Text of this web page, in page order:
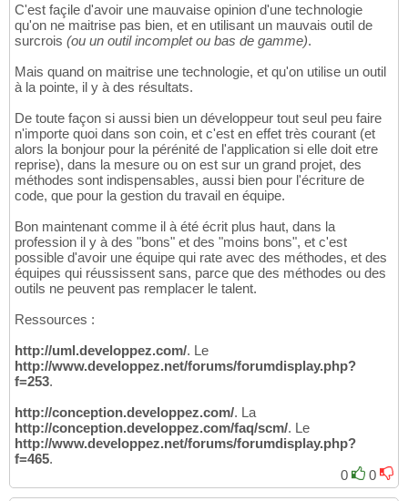
C'est façile d'avoir une mauvaise opinion d'une technologie
qu'on ne maitrise pas bien, et en utilisant un mauvais outil de
surcrois (ou un outil incomplet ou bas de gamme).
Mais quand on maitrise une technologie, et qu'on utilise un outil
à la pointe, il y à des résultats.
De toute façon si aussi bien un développeur tout seul peu faire
n'importe quoi dans son coin, et c'est en effet très courant (et
alors la bonjour pour la pérénité de l'application si elle doit etre
reprise), dans la mesure ou on est sur un grand projet, des
méthodes sont indispensables, aussi bien pour l'écriture de
code, que pour la gestion du travail en équipe.
Bon maintenant comme il à été écrit plus haut, dans la
profession il y à des "bons" et des "moins bons", et c'est
possible d'avoir une équipe qui rate avec des méthodes, et des
équipes qui réussissent sans, parce que des méthodes ou des
outils ne peuvent pas remplacer le talent.
Ressources :
http://uml.developpez.com/. Le
http://www.developpez.net/forums/forumdisplay.php?
f=253.
http://conception.developpez.com/. La
http://conception.developpez.com/faq/scm/. Le
http://www.developpez.net/forums/forumdisplay.php?
f=465.
0
0